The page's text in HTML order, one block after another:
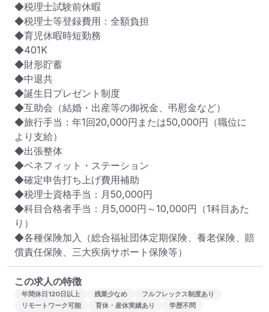
◆税理士試験前休暇
◆税理士等登録費用：全額負担
◆育児休暇時短勤務
◆401K
◆財形貯蓄
◆中退共
◆誕生日プレゼント制度
◆互助会（結婚・出産等の御祝金、弔慰金など）
◆旅行手当：年1回20,000円または50,000円（職位に
より支給）
◆出張整体
◆ベネフィット・ステーション
◆確定申告打ち上げ費用補助
◆税理士資格手当：月50,000円
◆科目合格者手当：月5,000円～10,000円（1科目あた
り）
◆各種保険加入（総合福祉団体定期保険、養老保険、賠
償責任保険、三大疾病サポート保険等）
この求人の特徴
年間休日120日以上 残業少なめ
フルフレックス制度あり
リモートワーク可能
育休・産休実績あり
学歴不問